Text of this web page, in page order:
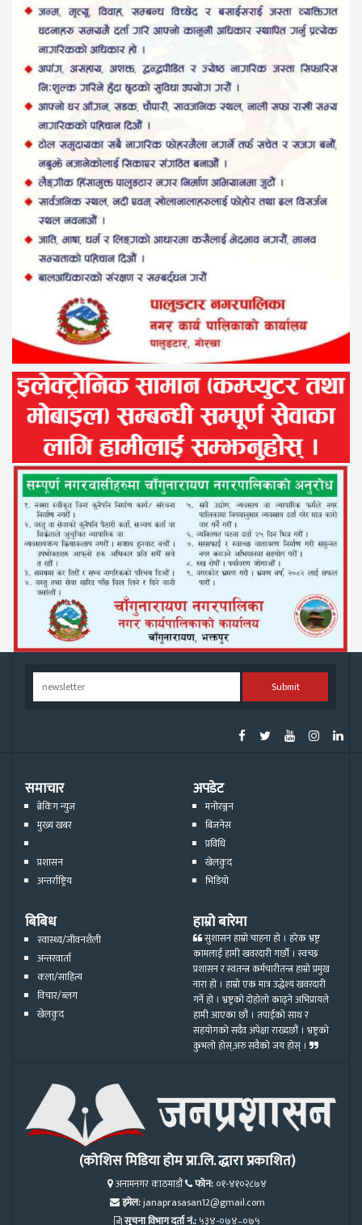
Submit
समाचार
ब्रेकिंग न्युज
मुख्य खबर
प्रशासन
अन्तर्राष्ट्रिय
अपडेट
मनोरञ्जन
बिजनेस
प्रविधि
खेलकुद
भिडियो
बिबिध
स्वास्थ्य/जीवनशैली
अन्तरवार्ता
कला/साहित्य
विचार/ब्लग
खेलकुद
हाम्रो बारेमा
सुशासन हाम्रो चाहना हो । हरेक भ्रष्ट्र
कामलाई हामी खवरदारी गर्छौ । स्वच्छ
प्रशासन र स्वतन्त्र कर्मचारीतन्त्र हाम्रो प्रमुख
नारा हो । हाम्रो एक मात्र उद्धेश्य खवरदारी
गर्ने हो । भ्रष्ट्रको दोहोलो काढ्ने अभिप्रायले
हामी आएका छौं । तपाईको साथ र
सहयोगको सदैव अपेक्षा राख्दछौं । भ्रष्ट्रको
कुभलो होस्,अरु सवैको जय होस् ।
(कोशिस मिडिया होम प्रा.लि. द्धारा प्रकाशित)
अनामनगर काठमाडौं फोन: ०१-४१०२८७४
इमेल:janaprasasan12@gmail.com
सूचना विभाग दर्ता नं.: ५३४-०७४–०७५